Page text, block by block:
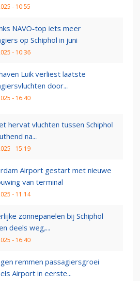
- 10:55
NAVO-top iets meer
op Schiphol in juni
- 10:36
Luik verliest laatste
door...
- 16:40
hervat vluchten tussen Schiphol
na...
- 15:19
Airport gestart met nieuwe
van terminal
- 11:14
zonnepanelen bij Schiphol
deels weg,...
- 16:40
remmen passagiersgroei
Airport in eerste...